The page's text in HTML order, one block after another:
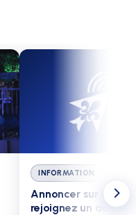
INFORMATION
Annoncer sur CLIQ
rejoignez un